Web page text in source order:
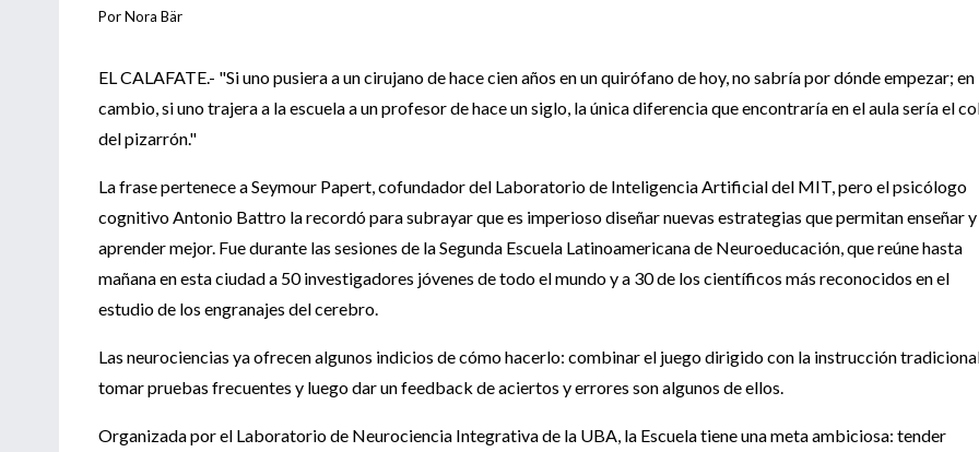
Por Nora Bär
EL CALAFATE.- "Si uno pusiera a un cirujano de hace cien años en un quirófano de hoy, no sabría por dónde empezar; en
cambio, si uno trajera a la escuela a un profesor de hace un siglo, la única diferencia que encontraría en el aula sería el
del pizarrón."
La frase pertenece a Seymour Papert, cofundador del Laboratorio de Inteligencia Artificial del MIT, pero el psicólogo
cognitivo Antonio Battro la recordó para subrayar que es imperioso diseñar nuevas estrategias que permitan enseñar y
aprender mejor. Fue durante las sesiones de la Segunda Escuela Latinoamericana de Neuroeducación, que reúne hasta
mañana en esta ciudad a 50 investigadores jóvenes de todo el mundo y a 30 de los científicos más reconocidos en el
estudio de los engranajes del cerebro.
Las neurociencias ya ofrecen algunos indicios de cómo hacerlo: combinar el juego dirigido con la instrucción
tomar pruebas frecuentes y luego dar un feedback de aciertos y errores son algunos de ellos.
Organizada por el Laboratorio de Neurociencia Integrativa de la UBA, la Escuela tiene una meta ambiciosa: tender